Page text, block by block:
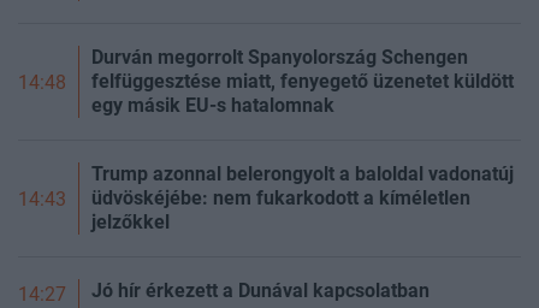
14:48
Durván megorrolt Spanyolország Schengen
felfüggesztése miatt, fenyegető üzenetet küldött
egy másik EU-s hatalomnak
14:43
Trump azonnal belerongyolt a baloldal vadonatúj
üdvöskéjébe: nem fukarkodott a kíméletlen
jelzőkkel
14:27 Jó hír érkezett a Dunával kapcsolatban